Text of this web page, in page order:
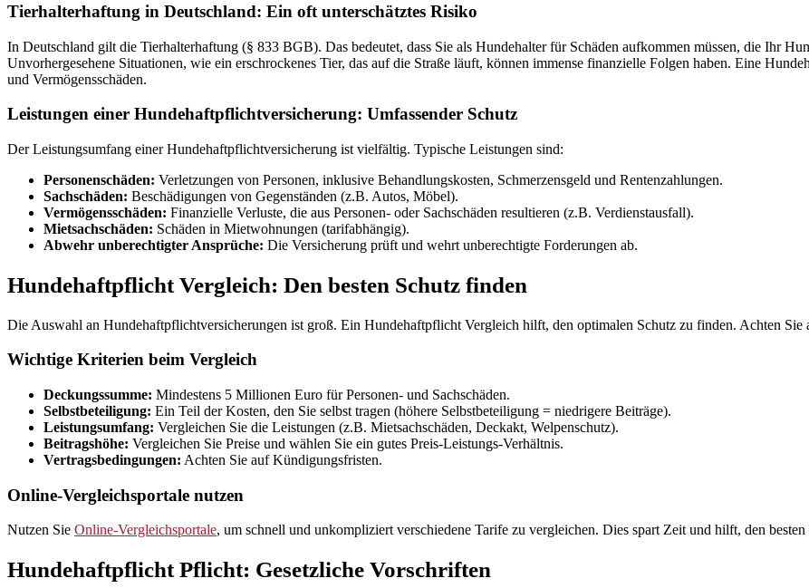
Tierhalterhaftung in Deutschland: Ein oft unterschätztes Risiko
In Deutschland gilt die Tierhalterhaftung (§ 833 BGB). Das bedeutet, dass Sie als Hundehalter für Schäden aufkommen müssen, die Ihr
Unvorhergesehene Situationen, wie ein erschrockenes Tier, das auf die Straße läuft, können immense finanzielle Folgen haben. Eine
und Vermögensschäden.
Leistungen einer Hundehaftpflichtversicherung: Umfassender Schutz
Der Leistungsumfang einer Hundehaftpflichtversicherung ist vielfältig. Typische Leistungen sind:
Personenschäden: Verletzungen von Personen, inklusive Behandlungskosten, Schmerzensgeld und Rentenzahlungen.
Sachschäden: Beschädigungen von Gegenständen (z.B. Autos, Möbel).
Vermögensschäden: Finanzielle Verluste, die aus Personen- oder Sachschäden resultieren (z.B. Verdienstausfall).
Mietsachschäden: Schäden in Mietwohnungen (tarifabhängig).
Abwehr unberechtigter Ansprüche: Die Versicherung prüft und wehrt unberechtigte Forderungen ab.
Hundehaftpflicht Vergleich: Den besten Schutz finden
Die Auswahl an Hundehaftpflichtversicherungen ist groß. Ein Hundehaftpflicht Vergleich hilft, den optimalen Schutz zu finden. Achten Sie
Wichtige Kriterien beim Vergleich
Deckungssumme: Mindestens 5 Millionen Euro für Personen- und Sachschäden.
Selbstbeteiligung: Ein Teil der Kosten, den Sie selbst tragen (höhere Selbstbeteiligung = niedrigere Beiträge).
Leistungsumfang: Vergleichen Sie die Leistungen (z.B. Mietsachschäden, Deckakt, Welpenschutz).
Beitragshöhe: Vergleichen Sie Preise und wählen Sie ein gutes Preis-Leistungs-Verhältnis.
Vertragsbedingungen: Achten Sie auf Kündigungsfristen.
Online-Vergleichsportale nutzen
Nutzen Sie Online-Vergleichsportale, um schnell und unkompliziert verschiedene Tarife zu vergleichen. Dies spart Zeit und hilft, den
Hundehaftpflicht Pflicht: Gesetzliche Vorschriften